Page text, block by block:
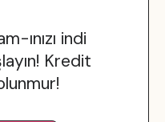
ınızı indi
Kredit